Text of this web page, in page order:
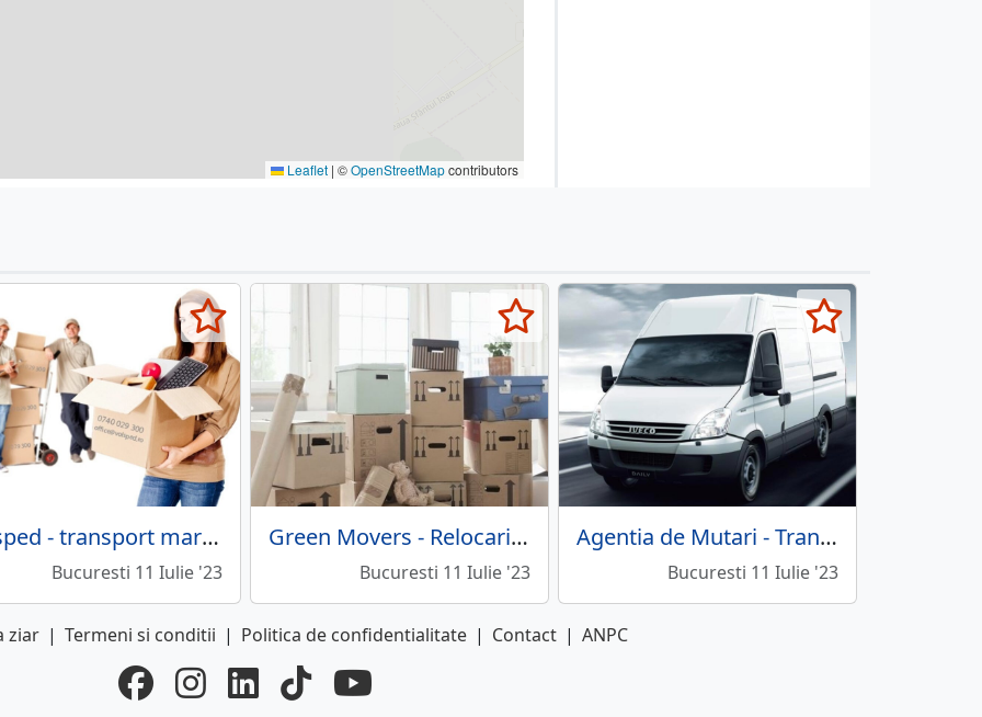
Leaflet | ©OpenStreetMapcontributors
Volsped - transport marfa, relocari intern si international
Bucuresti 11 Iulie '23
Green Movers - Relocari, mutari
Bucuresti 11 Iulie '23
Agentia de Mutari - Transport mobila
Bucuresti 11 Iulie '23
ziar | Termeni si conditii | Politica de confidentialitate | Contact | ANPC